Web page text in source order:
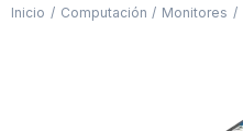
Inicio Computación Monitores